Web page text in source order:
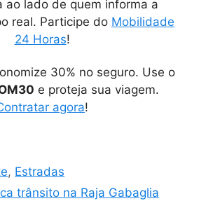
ao lado de quem informa a
real. Participe do Mobilidade
24 Horas!
30% no seguro. Use o
e proteja sua viagem.
agora!
, Estradas
trânsito na Raja Gabaglia